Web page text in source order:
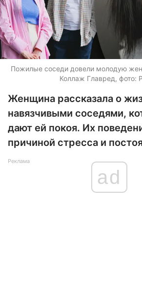
Пожилые соседи довели молодую
Коллаж Главред, фото:
Женщина рассказала о
навязчивыми соседями,
дают ей покоя. Их
причиной стресса и
Реклама
ad